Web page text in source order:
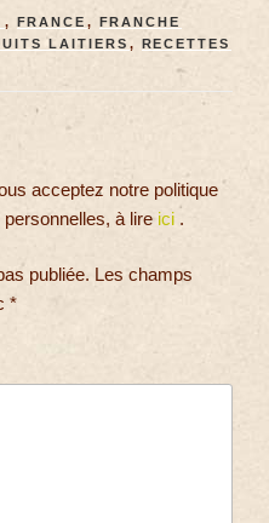
, FRANCE ,
FRANCHE
LAITIERS , RECETTES
acceptez notre politique
à lire ici .
publiée. Les champs
*